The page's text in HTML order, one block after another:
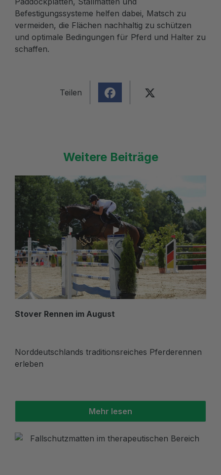
Befestigungssysteme helfen dabei, Matsch zu
vermeiden, die Flächen nachhaltig zu schützen
und optimale Bedingungen für Pferd und Halter zu
schaffen.
Teilen
Weitere Beiträge
Stover Rennen im August
Norddeutschlands traditionsreiches Pferderennen
erleben
Mehr lesen